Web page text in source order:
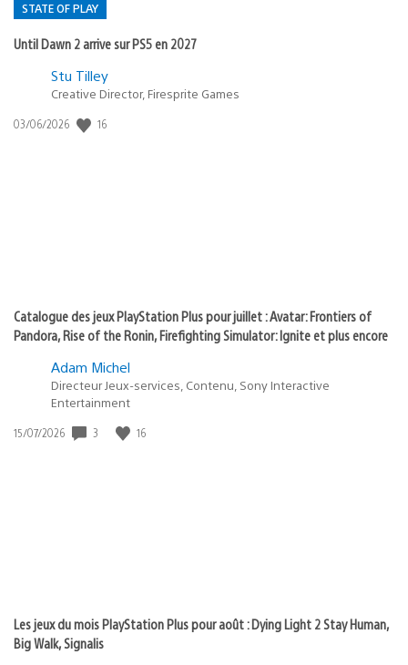
STATE OF PLAY
Until Dawn 2 arrive sur PS5 en 2027
Postée
:
Stu Tilley
Creative Director, Firesprite Games
Date
03/06/2026 16
Catalogue des jeux PlayStation Plus pour juillet : Avatar: Frontiers of
Pandora, Rise of the Ronin, Firefighting Simulator: Ignite et plus encore
Adam Michel
Directeur Jeux-services, Contenu, Sony Interactive
Entertainment
Date
15/07/2026 3 16
Les jeux du mois PlayStation Plus pour août : Dying Light 2 Stay Human,
Big Walk, Signalis